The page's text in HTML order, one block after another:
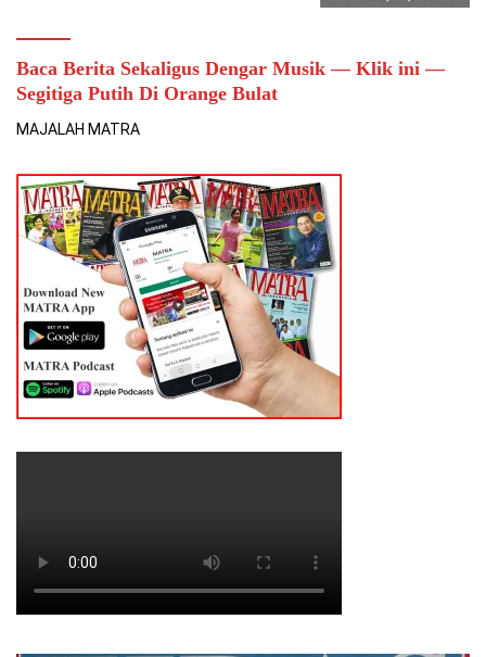
Baca Berita Sekaligus Dengar Musik — Klik ini —
Segitiga Putih Di Orange Bulat
MAJALAH MATRA